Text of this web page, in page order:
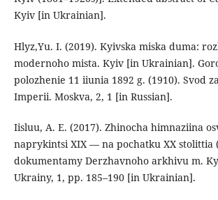
Kyiv [in Ukrainian].
Hlyz,Yu. I. (2019). Kyivska miska duma:
modernoho mista. Kyiv [in Ukrainian].
polozhenie 11 iiunia 1892 g. (1910). Svod
Imperii. Moskva, 2, 1 [in Russian].
Iisluu, A. E. (2017). Zhinocha himnaziina
naprykintsi XIX — na pochatku XX stolittia
dokumentamy Derzhavnoho arkhivu m.
Ukrainy, 1, pp. 185–190 [in Ukrainian].